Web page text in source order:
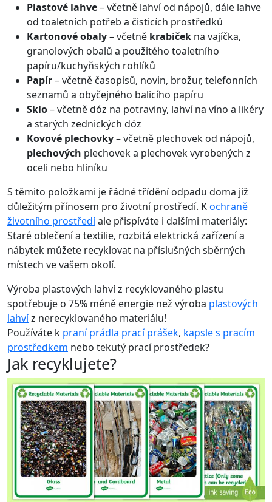
Plastové lahve– včetně lahví od nápojů, dále lahve
od toaletních potřeb a čisticích prostředků
Kartonové obaly– včetně krabiček na vajíčka,
granolových obalů a použitého toaletního
papíru/kuchyňských rohlíků
Papír– včetně časopisů, novin, brožur, telefonních
seznamů a obyčejného balicího papíru
Sklo– včetně dóz na potraviny, lahví na víno a likéry
a starých zednických dóz
Kovové plechovky– včetně plechovek od nápojů,
plechových plechovek a plechovek vyrobených z
oceli nebo hliníku
S těmito položkami je řádné třídění odpadu doma již
důležitým přínosem pro životní prostředí. Kochraně
životního prostředíale přispíváte i dalšími materiály:
Staré oblečení a textilie, rozbitá elektrická zařízení a
nábytek můžete recyklovat na příslušných sběrných
místech ve vašem okolí.
Výroba plastových lahví z recyklovaného plastu
spotřebuje o 75% méně energie než výroba plastových
lahvíz nerecyklovaného materiálu!
Používáte k praní prádla prací prášek, kapsle s pracím
prostředkem nebo tekutý prací prostředek?
Jak recyklujete?